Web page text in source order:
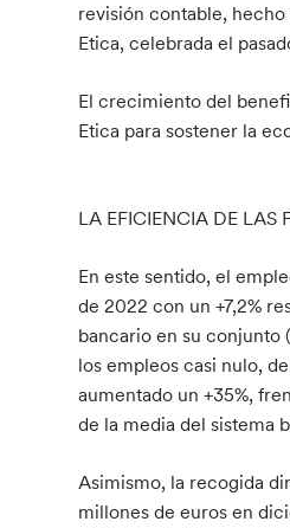
revisión contable,
Etica, celebrada el
El crecimiento del
Etica para sostener la
LA EFICIENCIA DE LAS
En este sentido, el
de 2022 con un +7,2%
bancario en su conjunto
los empleos casi nulo,
aumentado un +35%,
de la media del sistema
Asimismo, la recogida
millones de euros en